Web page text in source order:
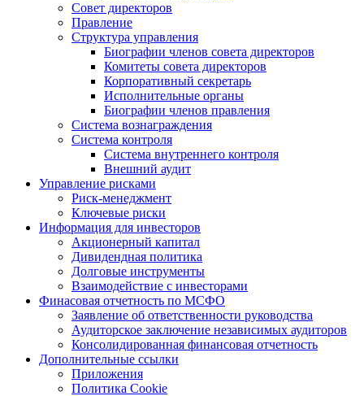
Совет директоров
Правление
Структура управления
Биографии членов совета директоров
Комитеты совета директоров
Корпоративный секретарь
Исполнительные органы
Биографии членов правления
Система вознаграждения
Система контроля
Система внутреннего контроля
Внешний аудит
Управление рисками
Риск-менеджмент
Ключевые риски
Информация для инвесторов
Акционерный капитал
Дивидендная политика
Долговые инструменты
Взаимодействие с инвеcторами
Финасовая отчетность по МСФО
Заявление об ответственности руководства
Аудиторское заключение независимых аудиторов
Консолидированная финансовая отчетность
Дополнительные ссылки
Приложения
Политика Cookie